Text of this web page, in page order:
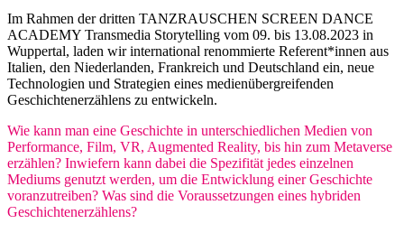
Im Rahmen der dritten TANZRAUSCHEN SCREEN DANCE
ACADEMY Transmedia Storytelling vom 09. bis 13.08.2023 in
Wuppertal, laden wir international renommierte Referent*innen aus
Italien, den Niederlanden, Frankreich und Deutschland ein, neue
Technologien und Strategien eines medienübergreifenden
Geschichtenerzählens zu entwickeln.
Wie kann man eine Geschichte in unterschiedlichen Medien von
Performance, Film, VR, Augmented Reality, bis hin zum Metaverse
erzählen? Inwiefern kann dabei die Spezifität jedes einzelnen
Mediums genutzt werden, um die Entwicklung einer Geschichte
voranzutreiben? Was sind die Voraussetzungen eines hybriden
Geschichtenerzählens?